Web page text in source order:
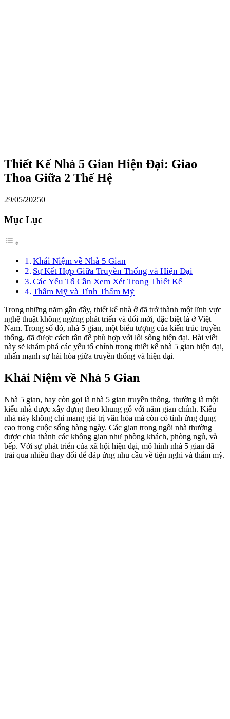
Thiết Kế Nhà 5 Gian Hiện Đại: Giao
Thoa Giữa 2 Thế Hệ
29/05/20250
Mục Lục
Khái Niệm về Nhà 5 Gian
Sự Kết Hợp Giữa Truyền Thống và Hiện Đại
Các Yếu Tố Cần Xem Xét Trong Thiết Kế
Thẩm Mỹ và Tính Thẩm Mỹ
Trong những năm gần đây, thiết kế nhà ở đã trở thành một lĩnh vực
nghệ thuật không ngừng phát triển và đổi mới, đặc biệt là ở Việt
Nam. Trong số đó, nhà 5 gian, một biểu tượng của kiến trúc truyền
thống, đã được cách tân để phù hợp với lối sống hiện đại. Bài viết
này sẽ khám phá các yếu tố chính trong thiết kế nhà 5 gian hiện đại,
nhấn mạnh sự hài hòa giữa truyền thống và hiện đại.
Khái Niệm về Nhà 5 Gian
Nhà 5 gian, hay còn gọi là nhà 5 gian truyền thống, thường là một
kiểu nhà được xây dựng theo khung gỗ với năm gian chính. Kiểu
nhà này không chỉ mang giá trị văn hóa mà còn có tính ứng dụng
cao trong cuộc sống hàng ngày. Các gian trong ngôi nhà thường
được chia thành các không gian như phòng khách, phòng ngủ, và
bếp. Với sự phát triển của xã hội hiện đại, mô hình nhà 5 gian đã
trải qua nhiều thay đổi để đáp ứng nhu cầu về tiện nghi và thẩm mỹ.